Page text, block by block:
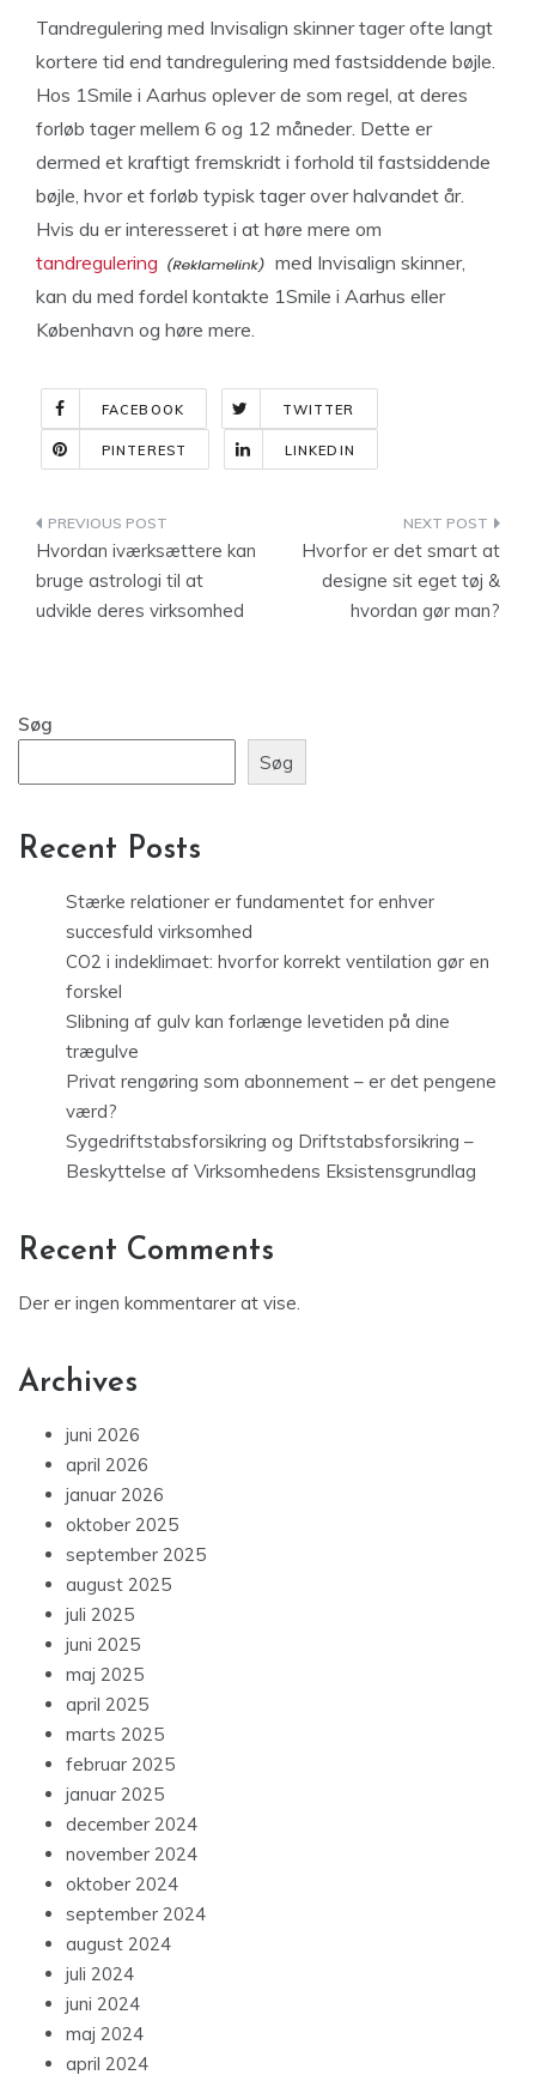
Tandregulering med Invisalign skinner tager ofte langt
kortere tid end tandregulering med fastsiddende bøjle.
Hos 1Smile i Aarhus oplever de som regel, at deres
forløb tager mellem 6 og 12 måneder. Dette er
dermed et kraftigt fremskridt i forhold til fastsiddende
bøjle, hvor et forløb typisk tager over halvandet år.
Hvis du er interesseret i at høre mere om
tandregulering
med Invisalign skinner,
kan du med fordel kontakte 1Smile i Aarhus eller
København og høre mere.
FACEBOOK TWITTER
PINTEREST LINKEDIN
Indlægsnavigation
Hvordan iværksættere kan
bruge astrologi til at
udvikle deres virksomhed
Hvorfor er det smart at
designe sit eget tøj &
hvordan gør man?
Søg
Søg
Recent Posts
Stærke relationer er fundamentet for enhver
succesfuld virksomhed
CO2 i indeklimaet: hvorfor korrekt ventilation gør en
forskel
Slibning af gulv kan forlænge levetiden på dine
trægulve
Privat rengøring som abonnement – er det pengene
værd?
Sygedriftstabsforsikring og Driftstabsforsikring –
Beskyttelse af Virksomhedens Eksistensgrundlag
Recent Comments
Der er ingen kommentarer at vise.
Archives
juni 2026
april 2026
januar 2026
oktober 2025
september 2025
august 2025
juli 2025
juni 2025
maj 2025
april 2025
marts 2025
februar 2025
januar 2025
december 2024
november 2024
oktober 2024
september 2024
august 2024
juli 2024
juni 2024
maj 2024
april 2024